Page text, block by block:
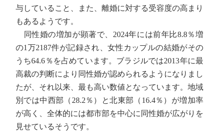
与していること、また、離婚に対する受容度の高まり
もあるようです。
同性婚の増加が顕著で、2024年には前年比8.8％増
の1万2187件が記録され、女性カップルの結婚がその
うち64.6％を占めています。ブラジルでは2013年に最
高裁の判断により同性婚が認められるようになりまし
たが、それ以来、最も高い数値となっています。地域
別では中西部（28.2％）と北東部（16.4％）が増加率
が高く、全体的には都市部を中心に同性婚が広がりを
見せているそうです。